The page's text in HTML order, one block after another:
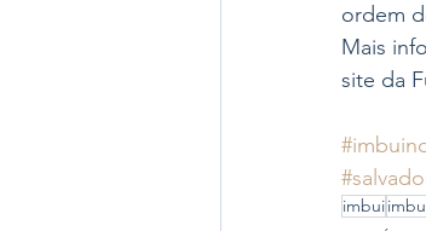
ordem
Mais
site da
imbui